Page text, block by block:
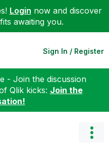
Login now and discover
awaiting you.
Sign In / Register
- Join the discussion
Qlik kicks: Join the